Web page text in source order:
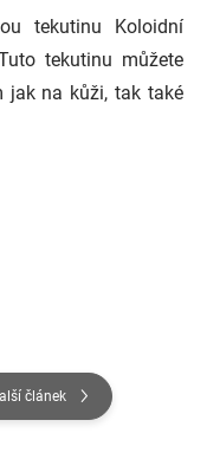
tekutinu Koloidní
tekutinu můžete
jak na kůži, tak také
článek